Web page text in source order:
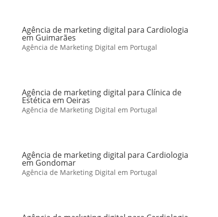
Agência de marketing digital para Cardiologia
em Guimarães
Agência de Marketing Digital em Portugal
Agência de marketing digital para Clínica de
Estética em Oeiras
Agência de Marketing Digital em Portugal
Agência de marketing digital para Cardiologia
em Gondomar
Agência de Marketing Digital em Portugal